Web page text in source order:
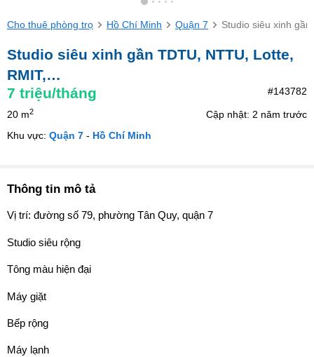
Cho thuê phòng trọ Hồ Chí Minh Quận 7 Studio siêu xinh
Studio siêu xinh gần TDTU, NTTU, Lotte,
RMIT,…
7 triệu/tháng #143782
20 m2
Cập nhật: 2 năm trước
Khu vực: Quận 7 - Hồ Chí Minh
Thông tin mô tả
Vị trí: đường số 79, phường Tân Quy, quận 7
Studio siêu rộng
Tông màu hiện đại
Máy giặt
Bếp rộng
Máy lạnh